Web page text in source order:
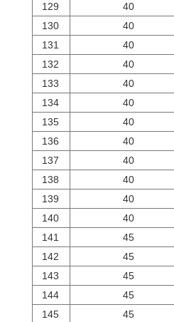
129
40
130
40
131
40
132
40
133
40
134
40
135
40
136
40
137
40
138
40
139
40
140
40
141
45
142
45
143
45
144
45
145
45